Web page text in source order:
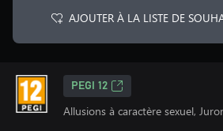
AJOUTER À LA LISTE DE
PEGI 12
Allusions à caractère sexuel,